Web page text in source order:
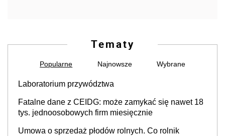
Tematy
Popularne Najnowsze Wybrane
Laboratorium przywództwa
Fatalne dane z CEIDG: może zamykać się nawet 18
tys. jednoosobowych firm miesięcznie
Umowa o sprzedaż płodów rolnych. Co rolnik